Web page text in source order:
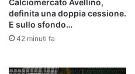
Calciomercato Avellino,
definita una doppia cessione.
E sullo sfondo…
42 minuti fa